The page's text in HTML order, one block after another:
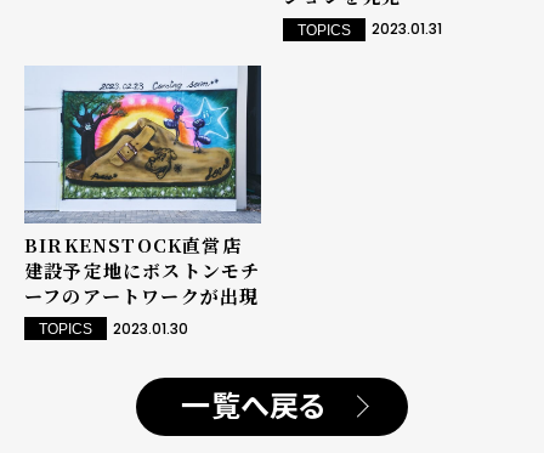
TOPICS 2023.01.31
BIRKENSTOCK直営店
建設予定地にボストンモチ
ーフのアートワークが出現
TOPICS 2023.01.30
一覧へ戻る